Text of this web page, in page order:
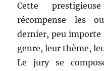
Cette
récompense les
dernier, peu
genre, leur thème,
Le jury se